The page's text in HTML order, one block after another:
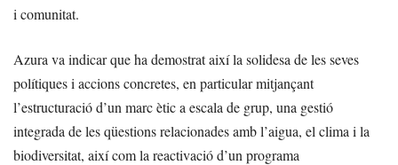
i comunitat.
Azura va indicar que ha demostrat així la solidesa de les seves
polítiques i accions concretes, en particular mitjançant
l’estructuració d’un marc ètic a escala de grup, una gestió
integrada de les qüestions relacionades amb l’aigua, el clima i la
biodiversitat, així com la reactivació d’un programa